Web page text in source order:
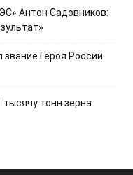
Антон Садовников:
звание Героя России
тысячу тонн зерна